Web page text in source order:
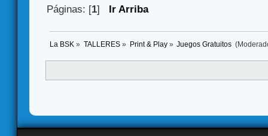
Páginas: [1] Ir Arriba
La BSK » TALLERES» Print & Play» Juegos Gratuitos